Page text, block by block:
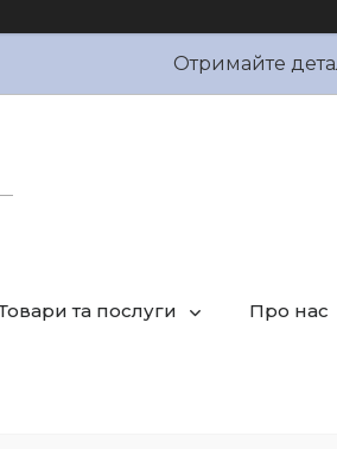
Отримайте
та послуги Про нас